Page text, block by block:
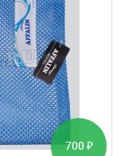
700 ₽